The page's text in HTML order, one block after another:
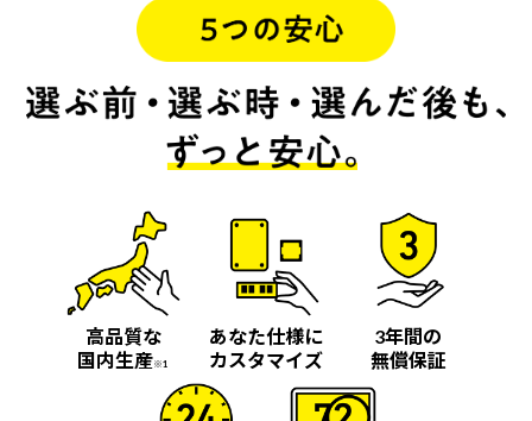
高品質な
国内生産※1
あなた仕様に
カスタマイズ
3年間の
無償保証